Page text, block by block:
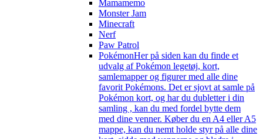
Mamamemo
Monster Jam
Minecraft
Nerf
Paw Patrol
PokémonHer på siden kan du finde et
udvalg af Pokémon legetøj, kort,
samlemapper og figurer med alle dine
favorit Pokémons. Det er sjovt at samle på
Pokémon kort, og har du dubletter i din
samling , kan du med fordel bytte dem
med dine venner. Køber du en A4 eller A5
mappe, kan du nemt holde styr på alle dine